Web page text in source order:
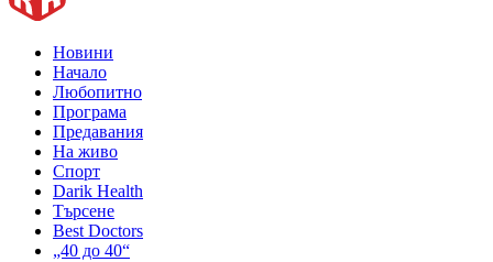
Новини
Начало
Любопитно
Програма
Предавания
На живо
Спорт
Darik Health
Търсене
Best Doctors
„40 до 40“